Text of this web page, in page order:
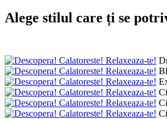
Alege stilul care ți se